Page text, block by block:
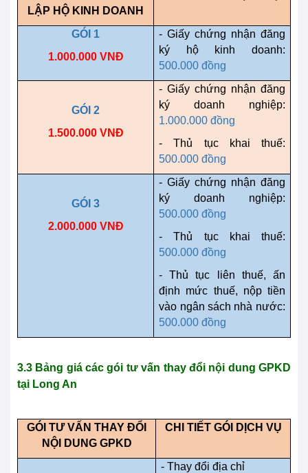
LẬP HỘ KINH DOANH
GÓI 1
1.000.000 VNĐ
- Giấy chứng nhận đăng
ký hộ kinh doanh:
500.000 đồng
GÓI 2
1.500.000 VNĐ
- Giấy chứng nhận đăng
ký doanh nghiệp:
1.000.000 đồng
- Thủ tục khai thuế:
500.000 đồng
GÓI 3
2.000.000 VNĐ
- Giấy chứng nhận đăng
ký doanh nghiệp:
500.000 đồng
- Thủ tục khai thuế:
500.000 đồng
- Thủ tục liên thuế, ấn
định mức thuế, nộp tiền
vào ngân sách nhà nước:
500.000 đồng
3.3 Bảng giá các gói tư vấn thay đổi nội dung GPKD
tại Long An
GÓI TƯ VẤN THAY ĐỔI
NỘI DUNG GPKD
CHI TIẾT GÓI DỊCH VỤ
- Thay đổi địa chỉ